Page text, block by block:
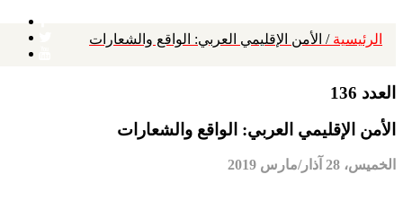
الرئيسية / الأمن الإقليمي العربي: الواقع والشعارات
العدد 136
الأمن الإقليمي العربي: الواقع والشعارات
الخميس، 28 آذار/مارس 2019